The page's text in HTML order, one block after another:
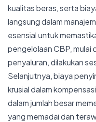
kualitas beras, serta
langsung dalam
esensial untuk
pengelolaan CBP, mulai
penyaluran, dilakukan
Selanjutnya, biaya
krusial dalam
dalam jumlah besar
yang memadai dan